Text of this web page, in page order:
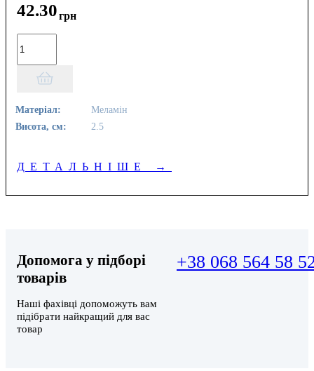
42.30грн
Матеріал:
Меламін
Висота, см:
2.5
ДЕТАЛЬНІШЕ →
Допомога у підборі
товарів
Наші фахівці допоможуть вам
підібрати найкращий для вас
товар
+38 068 564 58